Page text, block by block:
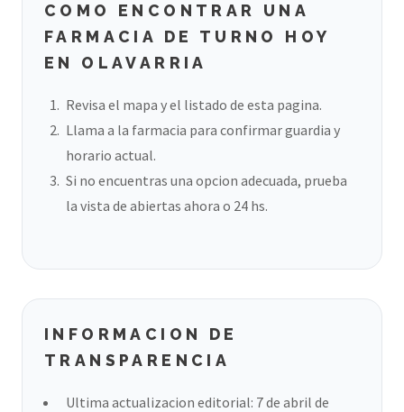
COMO ENCONTRAR UNA
FARMACIA DE TURNO HOY
EN OLAVARRIA
Revisa el mapa y el listado de esta pagina.
Llama a la farmacia para confirmar guardia y
horario actual.
Si no encuentras una opcion adecuada, prueba
la vista de abiertas ahora o 24 hs.
INFORMACION DE
TRANSPARENCIA
Ultima actualizacion editorial: 7 de abril de